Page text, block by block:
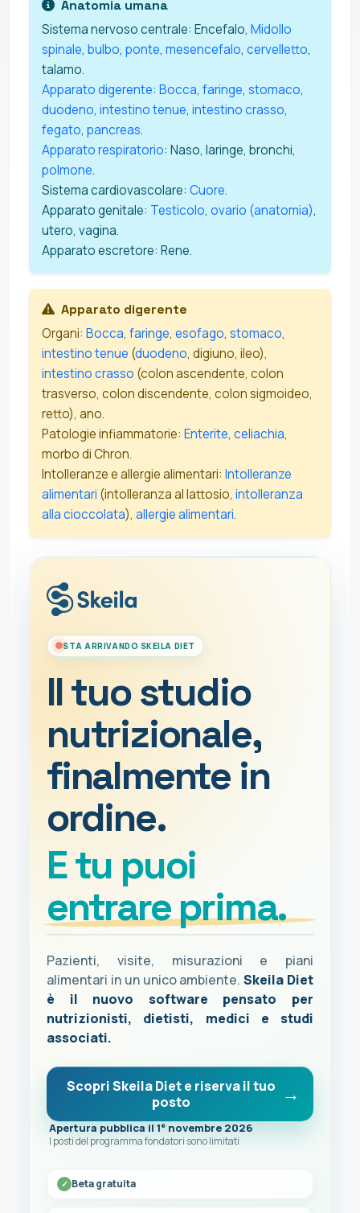
Anatomia umana
Sistema nervoso centrale: Encefalo, Midollo
spinale, bulbo, ponte, mesencefalo, cervelletto,
talamo.
Apparato digerente: Bocca, faringe, stomaco,
duodeno, intestino tenue, intestino crasso,
fegato, pancreas.
Apparato respiratorio: Naso, laringe, bronchi,
polmone.
Sistema cardiovascolare: Cuore.
Apparato genitale: Testicolo, ovario (anatomia),
utero, vagina.
Apparato escretore: Rene.
Apparato digerente
Organi: Bocca, faringe, esofago, stomaco,
intestino tenue (duodeno, digiuno, ileo),
intestino crasso (colon ascendente, colon
trasverso, colon discendente, colon sigmoideo,
retto), ano.
Patologie infiammatorie: Enterite, celiachia,
morbo di Chron.
Intolleranze e allergie alimentari: Intolleranze
alimentari (intolleranza al lattosio, intolleranza
alla cioccolata), allergie alimentari.
STA ARRIVANDO SKEILA DIET
Il tuo studio
nutrizionale,
finalmente in
ordine.
E tu puoi
entrare prima.
Pazienti, visite, misurazioni e piani
alimentari in un unico ambiente.Skeila Diet
è il nuovo software pensato per
nutrizionisti, dietisti, medici e studi
associati.
Scopri Skeila Diet e riserva il tuo
posto
Apertura pubblica il 1° novembre 2026
I posti del programma fondatori sono limitati
Beta gratuita